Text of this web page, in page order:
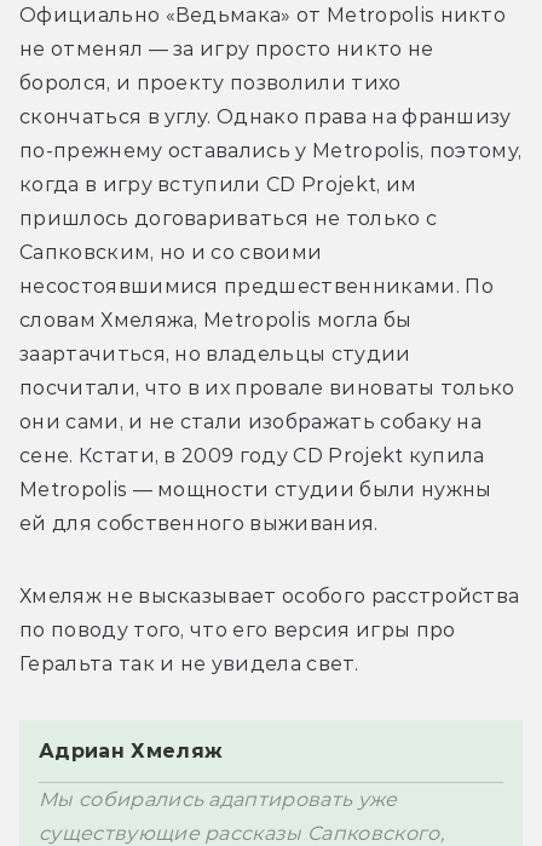
Официально «Ведьмака» от Metropolis никто
не отменял — за игру просто никто не
боролся, и проекту позволили тихо
скончаться в углу. Однако права на франшизу
по-прежнему оставались у Metropolis, поэтому,
когда в игру вступили CD Projekt, им
пришлось договариваться не только с
Сапковским, но и со своими
несостоявшимися предшественниками. По
словам Хмеляжа, Metropolis могла бы
заартачиться, но владельцы студии
посчитали, что в их провале виноваты только
они сами, и не стали изображать собаку на
сене. Кстати, в 2009 году CD Projekt купила
Metropolis — мощности студии были нужны
ей для собственного выживания.
Хмеляж не высказывает особого расстройства
по поводу того, что его версия игры про
Геральта так и не увидела свет.
Мы собирались адаптировать уже
существующие рассказы Сапковского,